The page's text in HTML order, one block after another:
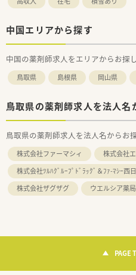
中国エリアから探す
中国の薬剤師求人をエリアからお探
鳥取県 島根県 岡山県
鳥取県の薬剤師求人を法人名
鳥取県の薬剤師求人を法人名からお
株式会社ファーマシィ
株式会社
株式会社ﾂﾙﾊｸﾞﾙｰﾌﾟﾄﾞﾗｯｸﾞ＆ﾌｧ-ﾏｼｰ西
株式会社ザグザグ
ウエルシア薬
PAGE